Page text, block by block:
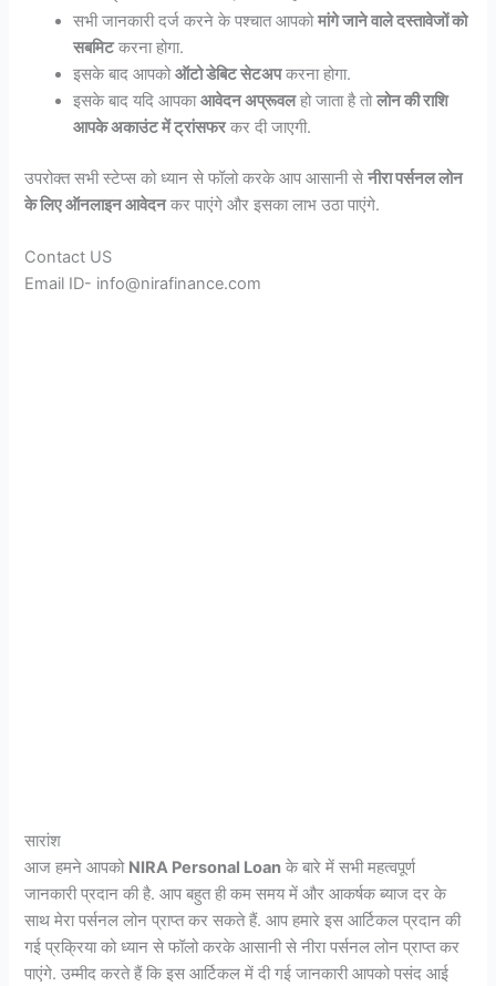
सभी जानकारी दर्ज करने के पश्चात आपकोमांगे जाने वाले दस्तावेजों को
सबमिटकरना होगा.
इसके बाद आपकोऑटो डेबिट सेटअपकरना होगा.
इसके बाद यदि आपकाआवेदन अप्रूवलहो जाता है तोलोन की राशि
आपके अकाउंट में ट्रांसफरकर दी जाएगी.
उपरोक्त सभी स्टेप्स को ध्यान से फॉलो करके आप आसानी सेनीरा पर्सनल लोन
के लिए ऑनलाइन आवेदनकर पाएंगे और इसका लाभ उठा पाएंगे.
Contact US
Email ID- info@nirafinance.com
सारांश
आज हमने आपको NIRA Personal Loan के बारे में सभी महत्वपूर्ण
जानकारी प्रदान की है. आप बहुत ही कम समय में और आकर्षक ब्याज दर के
साथ मेरा पर्सनल लोन प्राप्त कर सकते हैं. आप हमारे इस आर्टिकल प्रदान की
गई प्रक्रिया को ध्यान से फॉलो करके आसानी से नीरा पर्सनल लोन प्राप्त कर
पाएंगे. उम्मीद करते हैं कि इस आर्टिकल में दी गई जानकारी आपको पसंद आई